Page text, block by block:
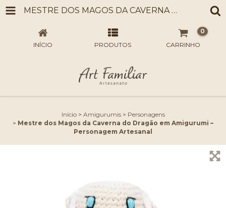
MESTRE DOS MAGOS DA CAVERNA DO DRAGÃO EM AMIGURUMI – PERSONAGEM ARTESANAL
INÍCIO PRODUTOS CARRINHO
0
Início > Amigurumis > Personagens
> Mestre dos Magos da Caverna do Dragão em Amigurumi –
Personagem Artesanal